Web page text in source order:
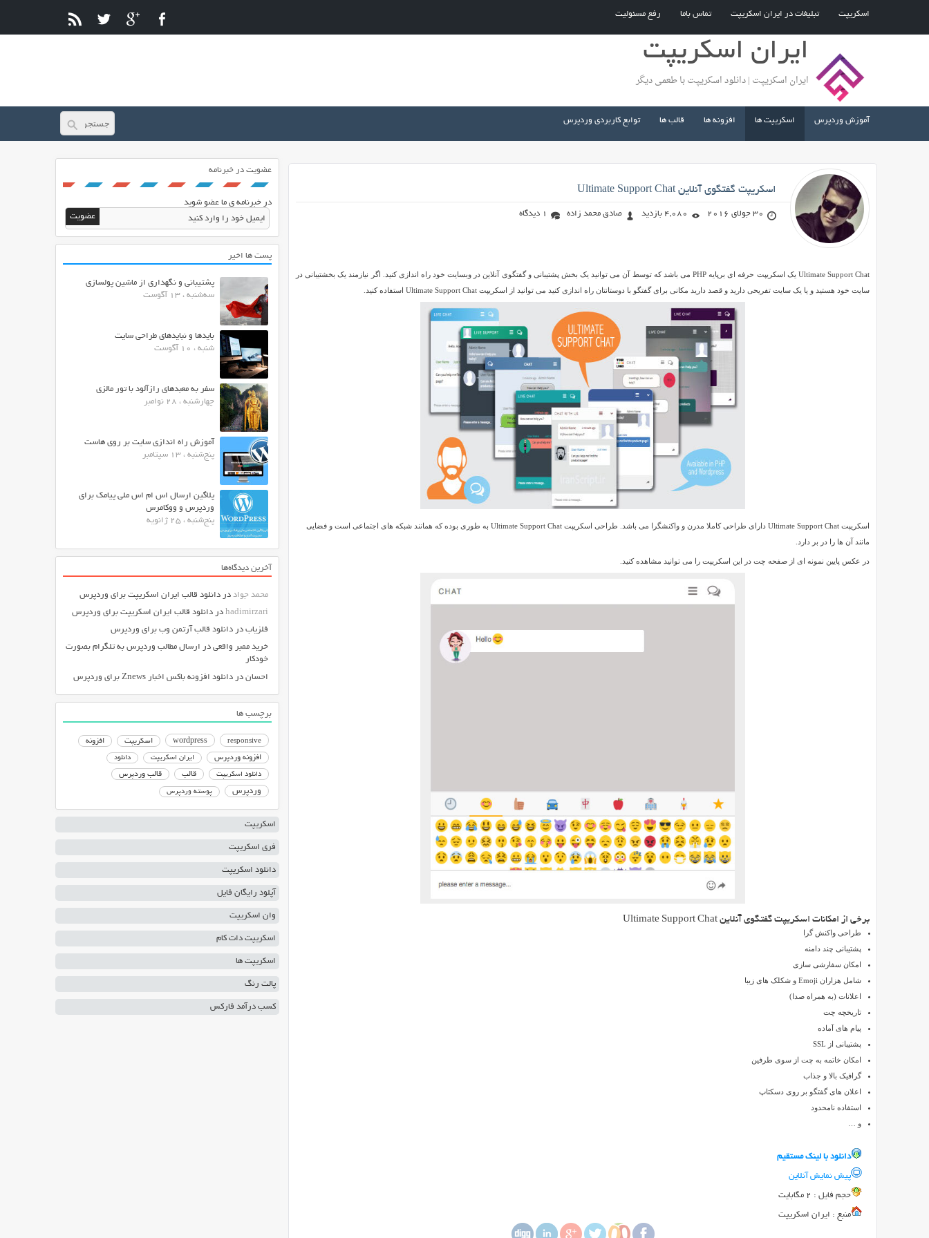
اسکریپت تبلیغات در ایران اسکریپت تماس باما رفع مسئولیت
ایران اسکریپت
ایران اسکریپت | دانلود اسکریپت با طعمی دیگر
آموزش وردپرس اسکریپت ها افزونه ها قالب ها توابع کاربردی وردپرس
اسکریپت گفتگوی آنلاین Ultimate Support Chat
30 جولای 2016 4,080 بازدید صادق محمد زاده 1 دیدگاه
Chat
Ultimate
Support
راه
اندازی
کنید.
اگر
نیارمند
یک
بخشتیبانی
در
سایت
خود
هستید
و
یا
یک
تفریحی
دارید
قصد
Ultimate Support Chat یک اسکریپت حرفه ای برپایه PHP می باشد که توسط آن می توانید یک بخش پشتیبانی و گفتگوی آنلاین در وبسایت خود راه اندازی کنید. اگر نیازمند یک بخشتیبانی در
سایت خود هستید و یا یک سایت تفریحی دارید و قصد دارید مکانی برای گفتگو با دوستانتان راه اندازی کنید می توانید از اسکریپت Ultimate Support Chat استفاده کنید.
اسکریپت Ultimate Support Chat دارای طراحی کاملا مدرن و واکنشگرا می باشد. طراحی اسکریپت Ultimate Support Chat به طوری بوده که همانند شبکه های اجتماعی است و فضایی
مانند آن ها را در بر دارد.
در عکس پایین نمونه ای از صفحه چت در این اسکریپت را می توانید مشاهده کنید.
برخی از امکانات اسکریپت گفتگوی آنلاین Ultimate Support Chat
طراحی واکنش گرا
پشتیبانی چند دامنه
امکان سفارشی سازی
شامل هزاران Emoji و شکلک های زیبا
اعلانات (به همراه صدا)
تاریخچه چت
پیام های آماده
پشتیبانی از SSL
امکان خاتمه به چت از سوی طرفین
گرافیک بالا و جذاب
اعلان های گفتگو بر روی دسکتاپ
استفاده نامحدود
و …
دانلود با لينک مستقيم
پیش نمایش آنلاین
حجم فايل : 2 مگابایت
منبع : ایران اسکریپت
عضویت در خبرنامه
در خبرنامه ی ما عضو شوید
پست ها اخیر
پشتیبانی و نگهداری از ماشین پولسازی
سه‌شنبه ، 13 آگوست
بایدها و نبایدهای طراحی سایت
شنبه ، 10 آگوست
سفر به معبدهای رازآلود با تور مالزی
چهارشنبه ، 28 نوامبر
آموزش راه اندازی سایت بر روی هاست
پنج‌شنبه ، 13 سپتامبر
پلاگین ارسال اس ام اس ملی پیامک برای
وردپرس و ووکامرس
پنج‌شنبه ، 25 ژانویه
آخرین دیدگاه‌ها
محمد جواد در دانلود قالب ایران اسکریپت برای وردپرس
hadimirzari در دانلود قالب ایران اسکریپت برای وردپرس
فلزیاب در دانلود قالب آرتمن وب برای وردپرس
خرید ممبر واقعی در ارسال مطالب وردپرس به تلگرام بصورت
خودکار
احسان در دانلود افزونه باکس اخبار Znews برای وردپرس
برچسب ها
responsive
wordpress اسکریپت
افزونه
افزونه وردپرس
ایران اسکریپت دانلود
دانلود اسکریپت قالب قالب وردپرس
وردپرس پوسته وردپرس
اسکریپت
فری اسکریپت
دانلود اسکریپت
آپلود رایگان فایل
وان اسکریپت
اسکریپت دات کام
اسکریپت ها
پالت رنگ
کسب درآمد فارکس